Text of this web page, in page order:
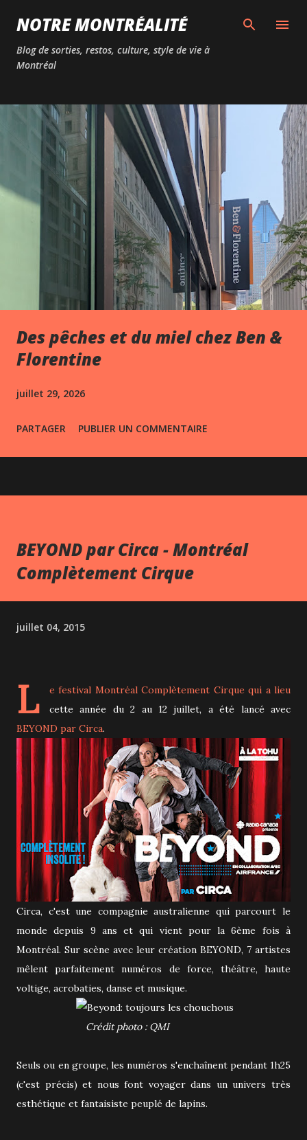
Passer au contenu principal
NOTRE MONTRÉALITÉ
Blog de sorties, restos, culture, style de vie à
Montréal
Des pêches et du miel chez Ben &
Florentine
juillet 29, 2026
PARTAGER PUBLIER UN COMMENTAIRE
BEYOND par Circa - Montréal
Complètement Cirque
juillet 04, 2015
L e festival Montréal Complètement Cirque qui a lieu
cette année du 2 au 12 juillet, a été lancé avec
BEYOND par Circa.
Circa, c'est une compagnie australienne qui parcourt le
monde depuis 9 ans et qui vient pour la 6ème fois à
Montréal. Sur scène avec leur création BEYOND, 7 artistes
mêlent parfaitement numéros de force, théâtre, haute
voltige, acrobaties, danse et musique.
Crédit photo : QMI
Seuls ou en groupe, les numéros s'enchaînent pendant 1h25
(c'est précis) et nous font voyager dans un univers très
esthétique et fantaisiste peuplé de lapins.